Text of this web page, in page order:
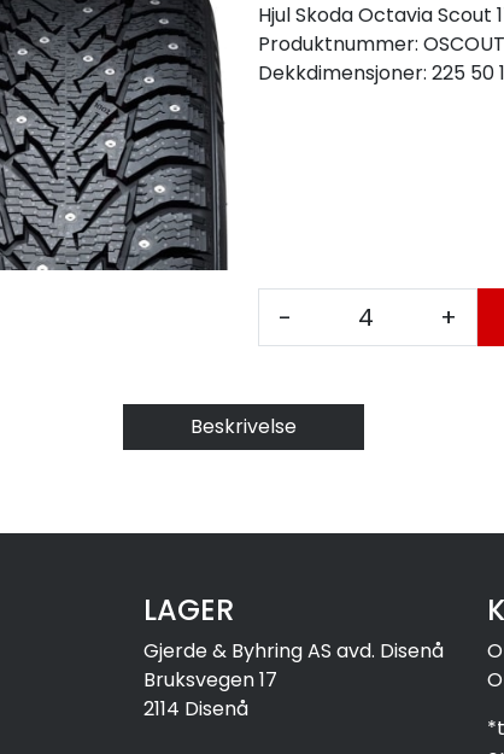
Hjul Skoda Octavia Scout
Produktnummer:
Dekkdimensjoner: 225 50
- +
Beskrivelse
LAGER
Gjerde & Byhring AS avd. Disenå
Bruksvegen 17
2114 Disenå